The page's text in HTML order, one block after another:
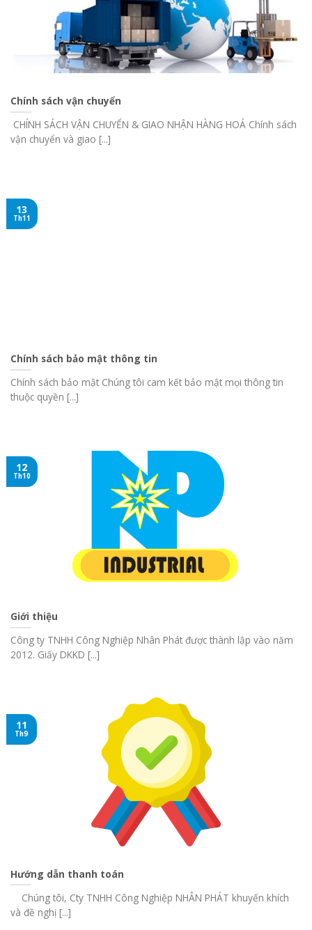
Chính sách vận chuyển
CHÍNH SÁCH VẬN CHUYỂN & GIAO NHẬN HÀNG HOÁ Chính sách
vận chuyển và giao [...]
Chính sách bảo mật thông tin
Chính sách bảo mật Chúng tôi cam kết bảo mật mọi thông tin
thuộc quyền [...]
13
Th11
Giới thiệu
Công ty TNHH Công Nghiệp Nhân Phát được thành lập vào năm
2012. Giấy DKKD [...]
12
Th10
Hướng dẫn thanh toán
Chúng tôi, Cty TNHH Công Nghiệp NHÂN PHÁT khuyến khích
và đề nghị [...]
11
Th9